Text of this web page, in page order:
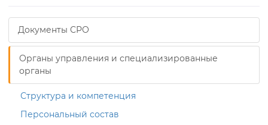
Документы СРО
Органы управления и специализированные
органы
Структура и компетенция
Персональный состав